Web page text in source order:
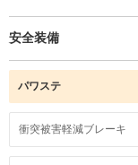
安全装備
パワステ
衝突被害軽減ブレーキ